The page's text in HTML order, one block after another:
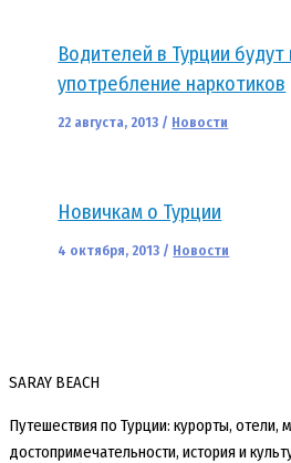
Водителей в Турции будут
употребление наркотиков
22 августа, 2013 / Новости
Новичкам о Турции
4 октября, 2013 / Новости
SARAY BEACH
Путешествия по Турции: курорты, отели,
достопримечательности, история и